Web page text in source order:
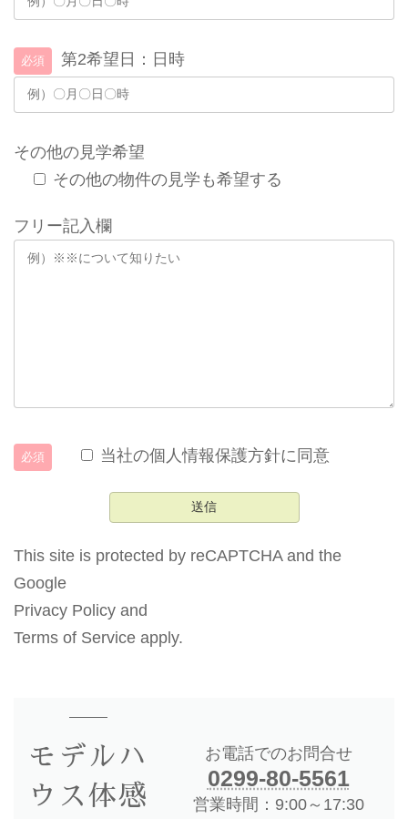
必須 第2希望日：日時
その他の見学希望
その他の物件の見学も希望する
フリー記入欄
必須 当社の個人情報保護方針に同意
This site is protected by reCAPTCHA and the
Google
Privacy Policy and
Terms of Service apply.
モデルハ
ウス体感
お電話でのお問合せ
0299-80-5561
営業時間：9:00～17:30